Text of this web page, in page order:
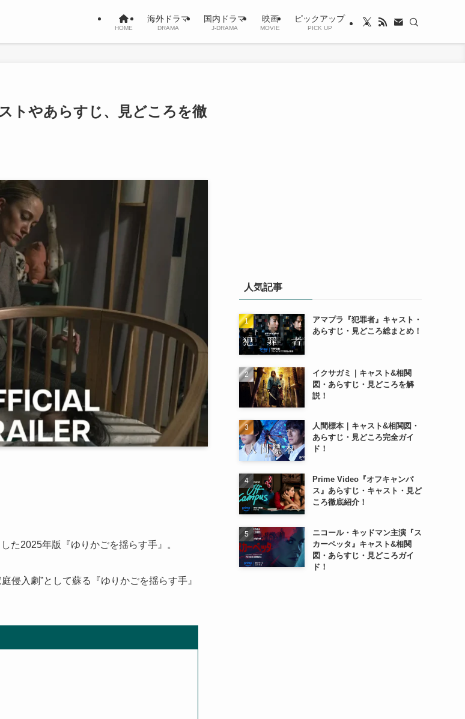
HOME
海外ドラマ
DRAMA
国内ドラマ
J-DRAMA
映画
MOVIE
ピックアップ
PICK UP
トやあらすじ、見どころを徹
た2025年版『ゆりかごを揺らす手』。
侵入劇”として蘇る『ゆりかごを揺らす手』
人気記事
アマプラ『犯罪者』キャスト・
あらすじ・見どころ総まとめ！
イクサガミ｜キャスト&相関
図・あらすじ・見どころを解
説！
人間標本｜キャスト&相関図・
あらすじ・見どころ完全ガイ
ド！
Prime Video『オフキャンパ
ス』あらすじ・キャスト・見ど
ころ徹底紹介！
ニコール・キッドマン主演『ス
カーペッタ』キャスト&相関
図・あらすじ・見どころガイ
ド！